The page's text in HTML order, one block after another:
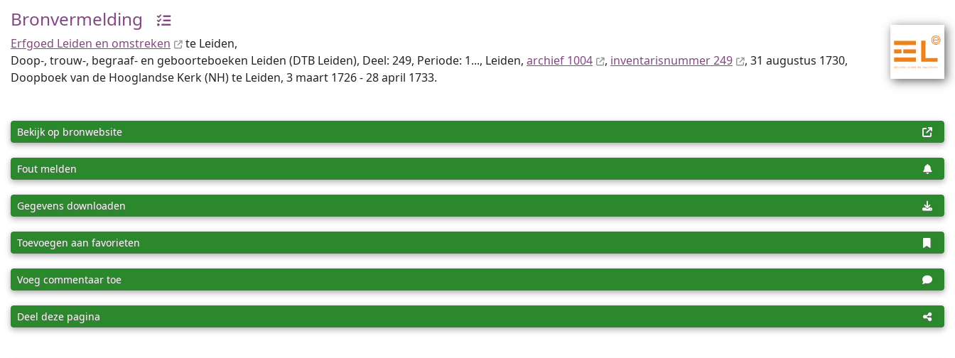
Bronvermelding
Erfgoed Leiden en omstreken
te Leiden,
Doop-, trouw-, begraaf- en geboorteboeken Leiden (DTB Leiden), Deel: 249, Periode: 1..., Leiden, archief 1004 , inventaris­num­mer 249
, 31 augustus 1730,
Doopboek van de Hooglandse Kerk (NH) te Leiden, 3 maart 1726 - 28 april 1733.
Bekijk op bronwebsite
Fout melden
Gegevens downloaden
Toevoegen aan favorieten
Voeg commentaar toe
Deel deze pagina